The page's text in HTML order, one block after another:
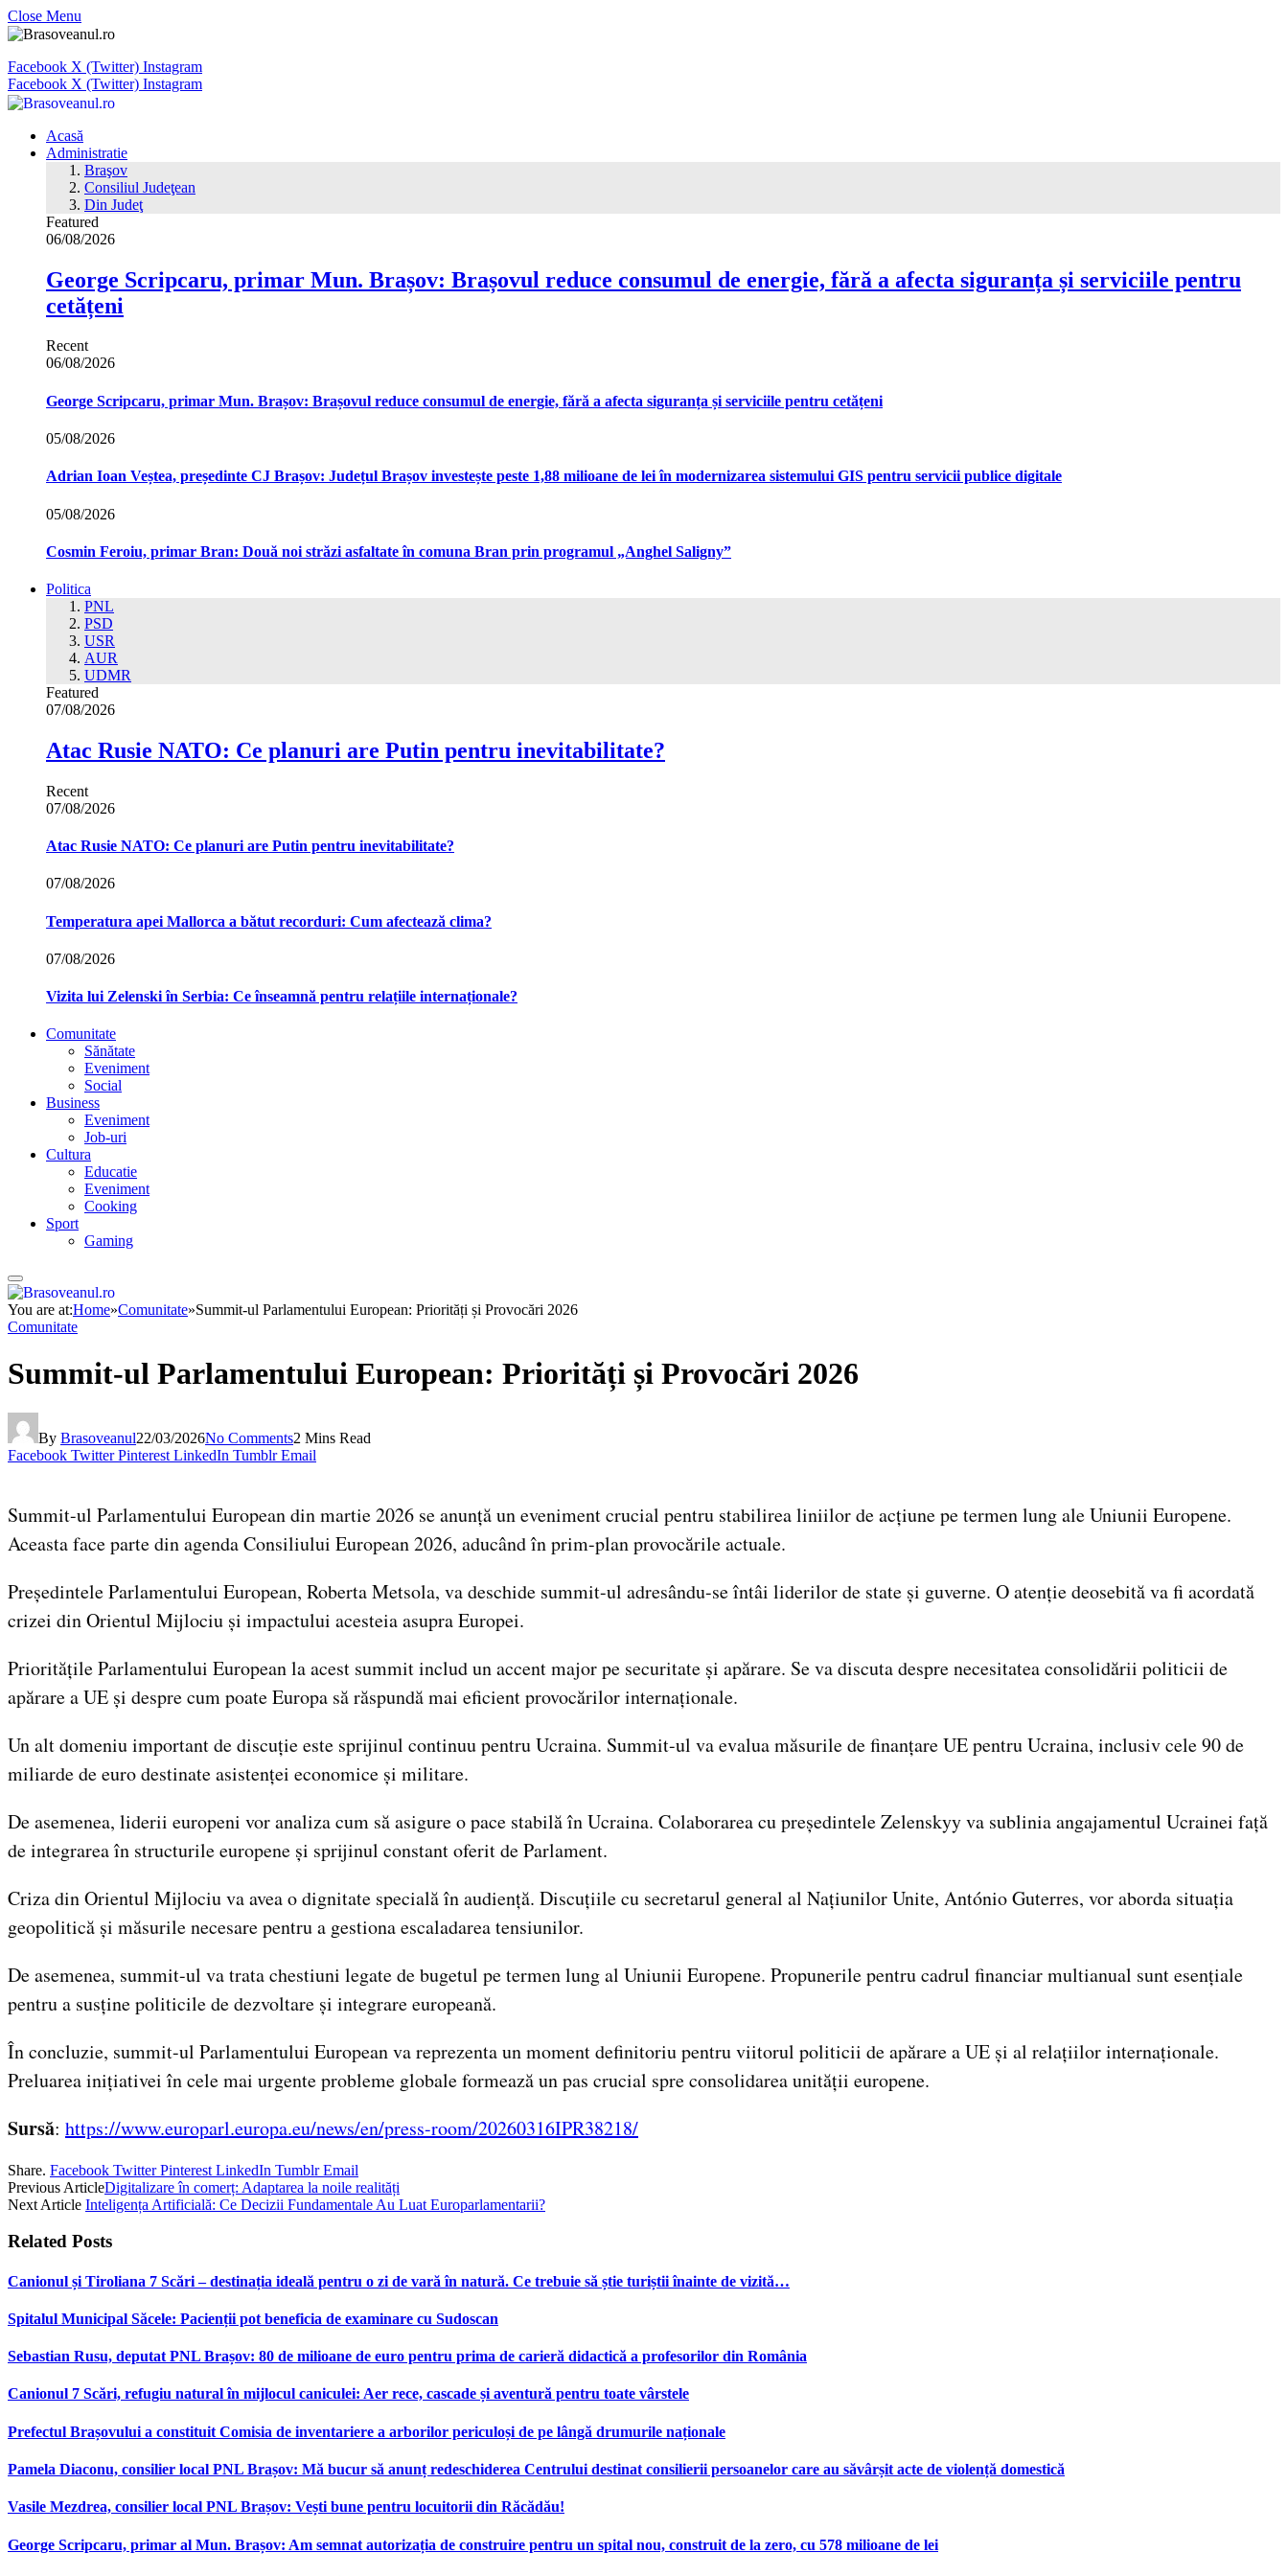
Close Menu
Facebook X (Twitter) Instagram
Facebook X (Twitter) Instagram
Acasă
Administratie
Braşov
Consiliul Judeţean
Din Judeţ
Featured
06/08/2026
George Scripcaru, primar Mun. Brașov: Brașovul reduce consumul de energie, fără a afecta siguranța și serviciile pentru
cetățeni
Recent
06/08/2026
George Scripcaru, primar Mun. Brașov: Brașovul reduce consumul de energie, fără a afecta siguranța și serviciile pentru cetățeni
05/08/2026
Adrian Ioan Veștea, președinte CJ Brașov: Județul Brașov investește peste 1,88 milioane de lei în modernizarea sistemului GIS pentru servicii publice digitale
05/08/2026
Cosmin Feroiu, primar Bran: Două noi străzi asfaltate în comuna Bran prin programul „Anghel Saligny”
Politica
PNL
PSD
USR
AUR
UDMR
Featured
07/08/2026
Atac Rusie NATO: Ce planuri are Putin pentru inevitabilitate?
Recent
07/08/2026
Atac Rusie NATO: Ce planuri are Putin pentru inevitabilitate?
07/08/2026
Temperatura apei Mallorca a bătut recorduri: Cum afectează clima?
07/08/2026
Vizita lui Zelenski în Serbia: Ce înseamnă pentru relațiile internaționale?
Comunitate
Sănătate
Eveniment
Social
Business
Eveniment
Job-uri
Cultura
Educatie
Eveniment
Cooking
Sport
Gaming
You are at:Home»Comunitate»Summit-ul Parlamentului European: Priorități și Provocări 2026
Comunitate
Summit-ul Parlamentului European: Priorități și Provocări 2026
By Brasoveanul22/03/2026No Comments2 Mins Read
Facebook Twitter Pinterest LinkedIn Tumblr Email
Summit-ul Parlamentului European din martie 2026 se anunță un eveniment crucial pentru stabilirea liniilor de acțiune pe termen lung ale Uniunii Europene.
Aceasta face parte din agenda Consiliului European 2026, aducând în prim-plan provocările actuale.
Președintele Parlamentului European, Roberta Metsola, va deschide summit-ul adresându-se întâi liderilor de state și guverne. O atenție deosebită va fi acordată
crizei din Orientul Mijlociu și impactului acesteia asupra Europei.
Prioritățile Parlamentului European la acest summit includ un accent major pe securitate și apărare. Se va discuta despre necesitatea consolidării politicii de
apărare a UE și despre cum poate Europa să răspundă mai eficient provocărilor internaționale.
Un alt domeniu important de discuție este sprijinul continuu pentru Ucraina. Summit-ul va evalua măsurile de finanțare UE pentru Ucraina, inclusiv cele 90 de
miliarde de euro destinate asistenței economice și militare.
De asemenea, liderii europeni vor analiza cum să asigure o pace stabilă în Ucraina. Colaborarea cu președintele Zelenskyy va sublinia angajamentul Ucrainei față
de integrarea în structurile europene și sprijinul constant oferit de Parlament.
Criza din Orientul Mijlociu va avea o dignitate specială în audiență. Discuțiile cu secretarul general al Națiunilor Unite, António Guterres, vor aborda situația
geopolitică și măsurile necesare pentru a gestiona escaladarea tensiunilor.
De asemenea, summit-ul va trata chestiuni legate de bugetul pe termen lung al Uniunii Europene. Propunerile pentru cadrul financiar multianual sunt esențiale
pentru a susține politicile de dezvoltare și integrare europeană.
În concluzie, summit-ul Parlamentului European va reprezenta un moment definitoriu pentru viitorul politicii de apărare a UE și al relațiilor internaționale.
Preluarea inițiativei în cele mai urgente probleme globale formează un pas crucial spre consolidarea unității europene.
Sursă: https://www.europarl.europa.eu/news/en/press-room/20260316IPR38218/
Share. Facebook Twitter Pinterest LinkedIn Tumblr Email
Previous ArticleDigitalizare în comerț: Adaptarea la noile realități
Next Article Inteligența Artificială: Ce Decizii Fundamentale Au Luat Europarlamentarii?
Related Posts
Canionul și Tiroliana 7 Scări – destinația ideală pentru o zi de vară în natură. Ce trebuie să știe turiștii înainte de vizită…
Spitalul Municipal Săcele: Pacienții pot beneficia de examinare cu Sudoscan
Sebastian Rusu, deputat PNL Brașov: 80 de milioane de euro pentru prima de carieră didactică a profesorilor din România
Canionul 7 Scări, refugiu natural în mijlocul caniculei: Aer rece, cascade și aventură pentru toate vârstele
Prefectul Brașovului a constituit Comisia de inventariere a arborilor periculoși de pe lângă drumurile naționale
Pamela Diaconu, consilier local PNL Brașov: Mă bucur să anunț redeschiderea Centrului destinat consilierii persoanelor care au săvârșit acte de violență domestică
Vasile Mezdrea, consilier local PNL Brașov: Vești bune pentru locuitorii din Răcădău!
George Scripcaru, primar al Mun. Brașov: Am semnat autorizația de construire pentru un spital nou, construit de la zero, cu 578 milioane de lei